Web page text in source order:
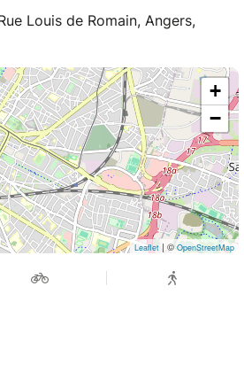
Louis de Romain, Angers,
+
−
Leaflet | © OpenStreetMap